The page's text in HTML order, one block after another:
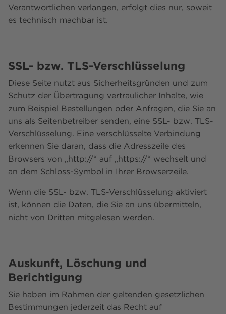
Verantwortlichen verlangen, erfolgt dies nur, soweit
es technisch machbar ist.
SSL- bzw. TLS-Verschlüsselung
Diese Seite nutzt aus Sicherheitsgründen und zum
Schutz der Übertragung vertraulicher Inhalte, wie
zum Beispiel Bestellungen oder Anfragen, die Sie an
uns als Seitenbetreiber senden, eine SSL- bzw. TLS-
Verschlüsselung. Eine verschlüsselte Verbindung
erkennen Sie daran, dass die Adresszeile des
Browsers von „http://“ auf „https://“ wechselt und
an dem Schloss-Symbol in Ihrer Browserzeile.
Wenn die SSL- bzw. TLS-Verschlüsselung aktiviert
ist, können die Daten, die Sie an uns übermitteln,
nicht von Dritten mitgelesen werden.
Auskunft, Löschung und
Berichtigung
Sie haben im Rahmen der geltenden gesetzlichen
Bestimmungen jederzeit das Recht auf